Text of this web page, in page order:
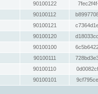
90100122
90100112
90100121
90100120
90100100
90100111
90100110
90100101